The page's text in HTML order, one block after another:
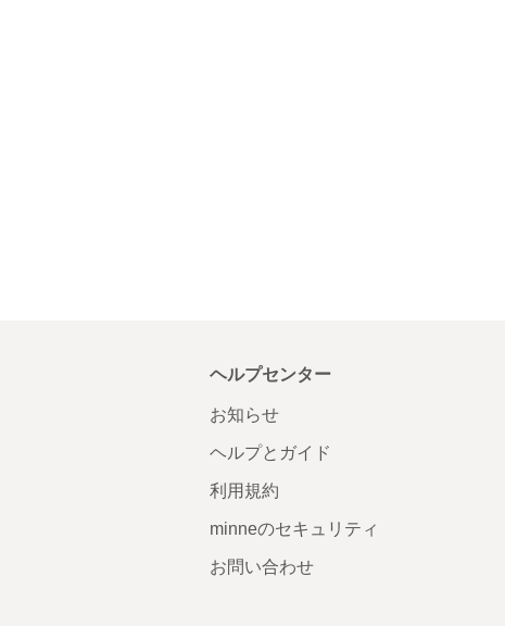
ヘルプセンター
お知らせ
ヘルプとガイド
利用規約
minneのセキュリティ
お問い合わせ